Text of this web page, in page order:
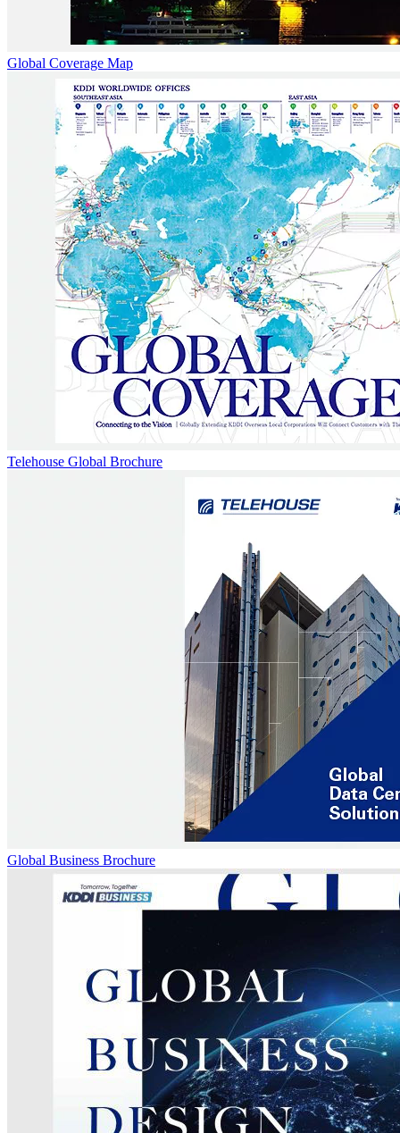
Global Coverage Map
Telehouse Global Brochure
Global Business Brochure